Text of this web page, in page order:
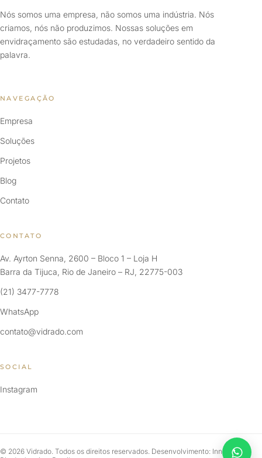
Nós somos uma empresa, não somos uma indústria. Nós
criamos, nós não produzimos. Nossas soluções em
envidraçamento são estudadas, no verdadeiro sentido da
palavra.
NAVEGAÇÃO
Empresa
Soluções
Projetos
Blog
Contato
CONTATO
Av. Ayrton Senna, 2600 – Bloco 1 – Loja H
Barra da Tijuca, Rio de Janeiro – RJ, 22775-003
(21) 3477-7778
WhatsApp
contato@vidrado.com
SOCIAL
Instagram
© 2026 Vidrado. Todos os direitos reservados. Desenvolvimento: Innersite